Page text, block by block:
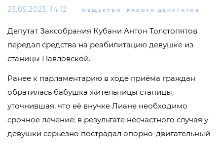
23.05.2023, 14:12 ОБЩЕСТВО РАБОТА ДЕПУТАТОВ
Депутат Заксобрания Кубани Антон Толстопятов
передал средства на реабилитацию девушке из
станицы Павловской.
Ранее к парламентарию в ходе приёма граждан
обратилась бабушка жительницы станицы,
уточнившая, что её внучке Лиане необходимо
срочное лечение: в результате несчастного случая у
девушки серьёзно пострадал опорно-двигательный